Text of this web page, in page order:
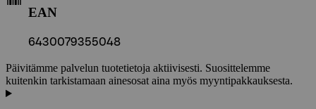
EAN
6430079355048
Päivitämme palvelun tuotetietoja aktiivisesti. Suosittelemme
kuitenkin tarkistamaan ainesosat aina myös myyntipakkauksesta.